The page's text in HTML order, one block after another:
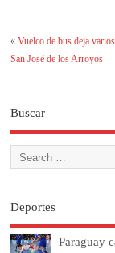
«Vuelco de bus deja
San José de los Arroyos
Buscar
Deportes
Paraguay